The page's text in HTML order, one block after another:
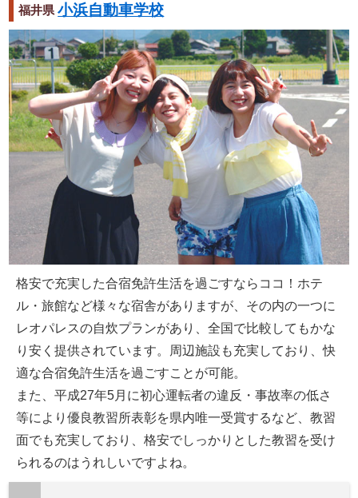
福井県 小浜自動車学校
格安で充実した合宿免許生活を過ごすならココ！ホテ
ル・旅館など様々な宿舎がありますが、その内の一つに
レオパレスの自炊プランがあり、全国で比較してもかな
り安く提供されています。周辺施設も充実しており、快
適な合宿免許生活を過ごすことが可能。
また、平成27年5月に初心運転者の違反・事故率の低さ
等により優良教習所表彰を県内唯一受賞するなど、教習
面でも充実しており、格安でしっかりとした教習を受け
られるのはうれしいですよね。